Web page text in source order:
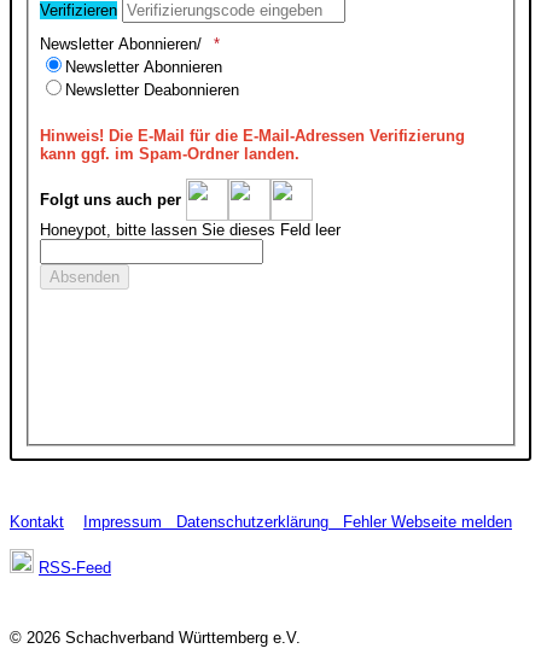
Verifizieren
Newsletter Abonnieren/
Newsletter Abonnieren
Newsletter Deabonnieren
Hinweis! Die E-Mail für die E-Mail-Adressen Verifizierung
kann ggf. im Spam-Ordner landen.
Folgt uns auch per
Honeypot, bitte lassen Sie dieses Feld leer
Kontakt Impressum Datenschutzerklärung Fehler Webseite melden
RSS-Feed
© 2026 Schachverband Württemberg e.V.